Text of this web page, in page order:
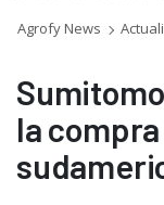
Agrofy News
la